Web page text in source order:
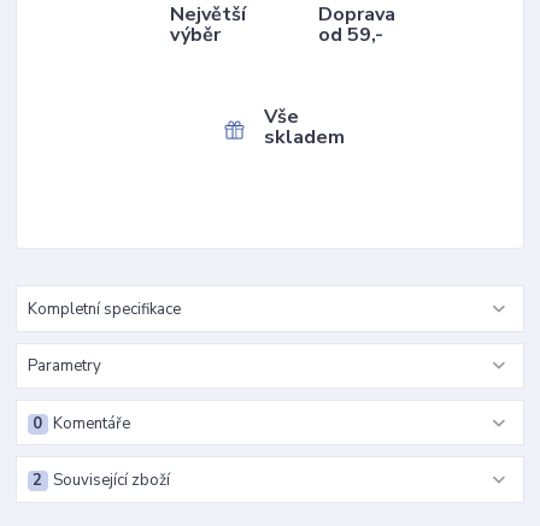
Největší
výběr
Doprava
od 59,-
Vše
skladem
Kompletní specifikace
Parametry
Komentáře
0
Související zboží
2